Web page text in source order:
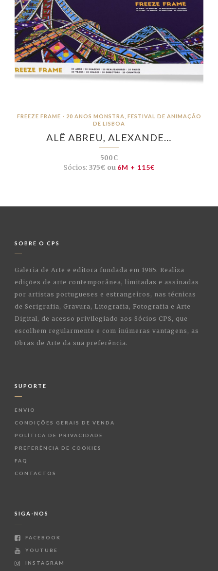
FREEZE FRAME - 20 ANOS MONSTRA, FESTIVAL DE ANIMAÇÃO
DE LISBOA
ALÊ ABREU, ALEXANDE…
500€
Sócios: 375€ ou 6M + 115€
SOBRE O CPS
Galeria de Arte e editora fundada em 1985. Realiza
edições de arte contemporânea, limitadas e assinadas
por artistas portugueses e estrangeiros, nas técnicas
de Serigrafia, Gravura, Litografia, Fotografia e Arte
Digital, de acesso privilegiado aos Sócios CPS, que
escolhem regularmente e com inúmeras vantagens, as
Obras de Arte da sua preferência.
SUPORTE
ENVIO
CONDIÇÕES GERAIS DE VENDA
POLÍTICA DE PRIVACIDADE
PREFERÊNCIA DE COOKIES
FAQ
CONTACTOS
SIGA-NOS
FACEBOOK
YOUTUBE
INSTAGRAM